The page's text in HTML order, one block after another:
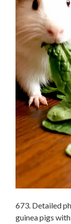
673. Detailed
guinea pigs